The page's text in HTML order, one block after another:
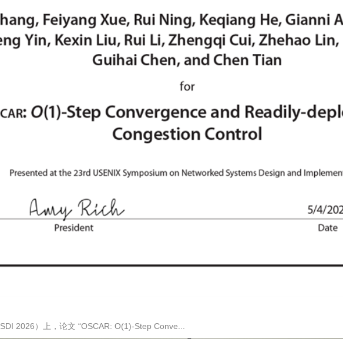
2026）上，论文 “OSCAR: O(1)-Step Conve...